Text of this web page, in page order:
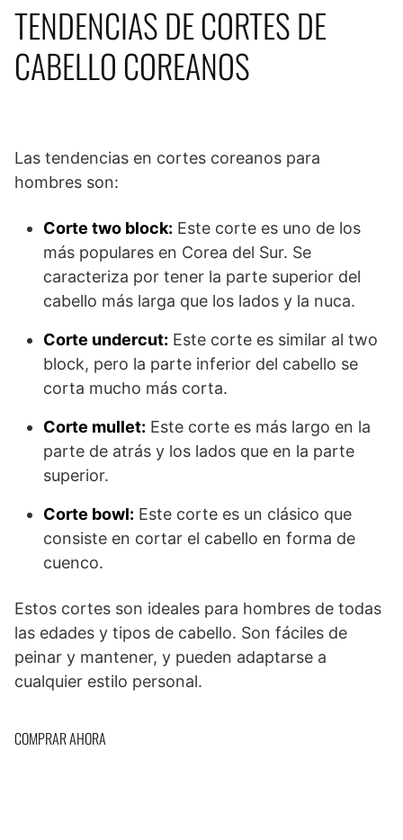
TENDENCIAS DE CORTES DE
CABELLO COREANOS
Las tendencias en cortes coreanos para
hombres son:
Corte two block: Este corte es uno de los
más populares en Corea del Sur. Se
caracteriza por tener la parte superior del
cabello más larga que los lados y la nuca.
Corte undercut: Este corte es similar al two
block, pero la parte inferior del cabello se
corta mucho más corta.
Corte mullet: Este corte es más largo en la
parte de atrás y los lados que en la parte
superior.
Corte bowl: Este corte es un clásico que
consiste en cortar el cabello en forma de
cuenco.
Estos cortes son ideales para hombres de todas
las edades y tipos de cabello. Son fáciles de
peinar y mantener, y pueden adaptarse a
cualquier estilo personal.
COMPRAR AHORA